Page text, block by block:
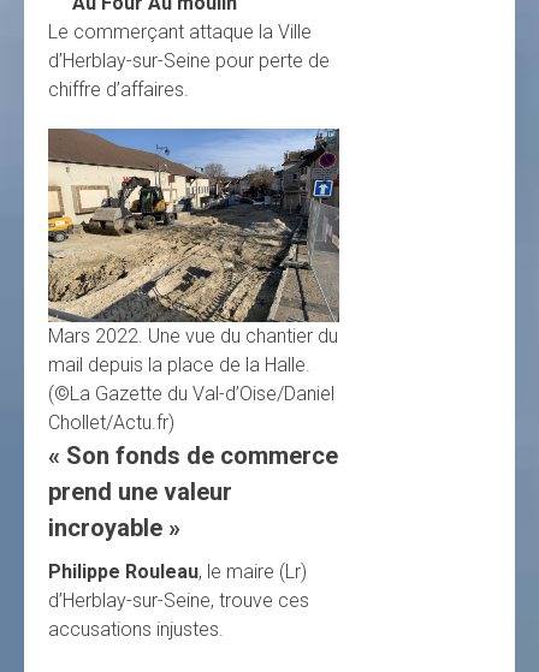
Le commerçant attaque la Ville
d’Herblay-sur-Seine pour perte de
chiffre d’affaires.
Mars 2022. Une vue du chantier du
mail depuis la place de la Halle.
(©La Gazette du Val-d’Oise/Daniel
Chollet/Actu.fr)
« Son fonds de commerce
prend une valeur
incroyable »
Philippe Rouleau, le maire (Lr)
d’Herblay-sur-Seine, trouve ces
accusations injustes.